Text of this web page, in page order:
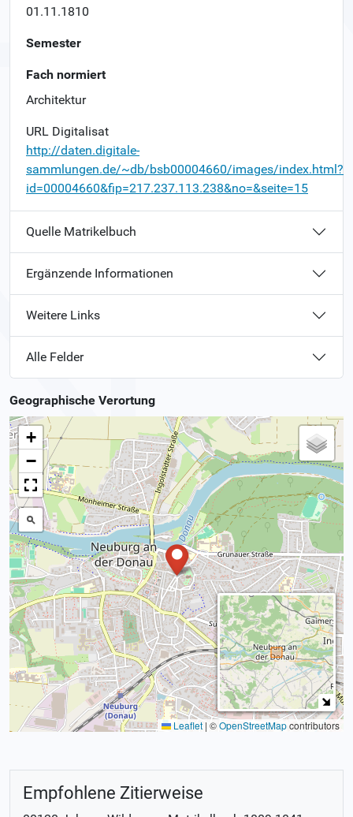
01.11.1810
Semester
Fach normiert
Architektur
URL Digitalisat
http://daten.digitale-
sammlungen.de/~db/bsb00004660/images/index.html?
id=00004660&fip=217.237.113.238&no=&seite=15
Quelle Matrikelbuch
Ergänzende Informationen
Weitere Links
Alle Felder
Geographische Verortung
+
−
Leaflet | ©OpenStreetMapcontributors
Empfohlene Zitierweise